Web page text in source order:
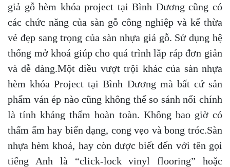
giả gỗ hèm khóa project tại Bình Dương cũng có
các chức năng của sàn gỗ công nghiệp và kế thừa
vẻ đẹp sang trọng của sàn nhựa giả gỗ. Sử dụng hệ
thống mở khoá giúp cho quá trình lắp ráp đơn giản
và dễ dàng.Một điều vượt trội khác của sàn nhựa
hèm khóa Project tại Bình Dương mà bất cứ sản
phẩm ván ép nào cũng không thể so sánh nổi chính
là tính kháng thấm hoàn toàn. Không bao giờ có
thấm ẩm hay biến dạng, cong vẹo và bong tróc.Sàn
nhựa hèm khoá, hay còn được biết đến với tên gọi
tiếng Anh là “click-lock vinyl flooring” hoặc